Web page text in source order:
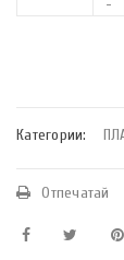
Категории:
Отпечатай